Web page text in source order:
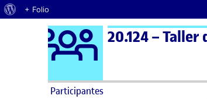
Acerca de WordPress
+ Folio
Saltar al contenido Logo Ágora
20.124 –
Participantes